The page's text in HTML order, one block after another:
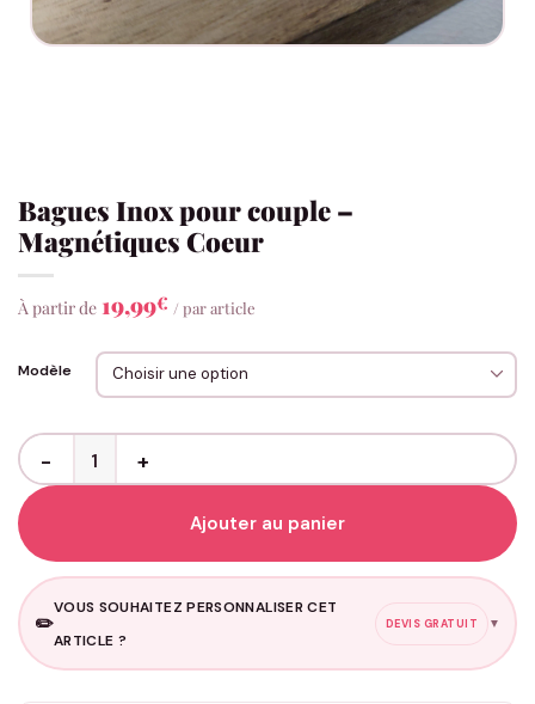
Bagues Inox pour couple –
Magnétiques Coeur
À partir de 19,99€ / par article
Modèle
quantité de Bagues Inox pour couple - Magnétiques Coeur
Ajouter au panier
✏️
VOUS SOUHAITEZ PERSONNALISER CET
ARTICLE ?
DEVIS GRATUIT ▼